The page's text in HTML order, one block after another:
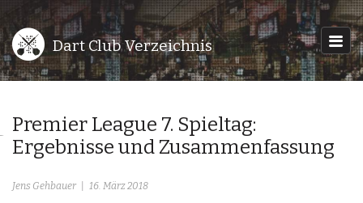
Dart Club Verzeichnis
Premier League 7. Spieltag:
Ergebnisse und Zusammenfassung
Jens Gehbauer 16. März 2018